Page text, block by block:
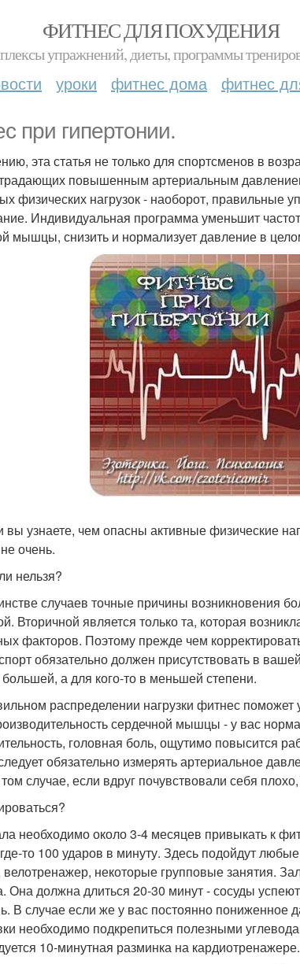
ФИТНЕС ДЛЯ ПОХУДЕНИЯ
упражнений, диеты, программы
уроки фитнес дома фитнес
при гипертонии.
эта статья не только для спортсменов в
повышенным артериальным
физических нагрузок - наоборот, правильные
Индивидуальная программа уменьшит
мышцы, снизить и нормализует давление в
вы узнаете, чем опасны активные физические
очень.
нельзя?
случаев точные причины возникновения
Вторичной является только та, которая
факторов. Поэтому прежде чем
обязательно должен присутствовать в
большей, а для кого-то в меньшей степени.
распределении нагрузки фитнес
сердечной мышцы - у вас
головная боль, ощутимо повысится
обязательно измерять артериальное
случае, если вдруг почувствовали себя
необходимо около 3-4 месяцев привыкать к
то 100 ударов в минуту. Здесь подойдут
некоторые групповые занятия.
Она должна длиться 20-30 минут - сосуды
В случае если же у вас постоянно пониженное
необходимо подкрепиться полезными
10-минутная разминка на кардиотренажере.